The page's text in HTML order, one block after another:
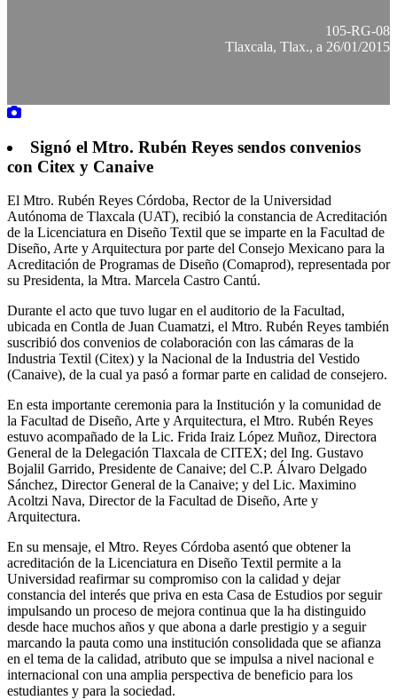
105-RG-08
Tlaxcala, Tlax., a 26/01/2015
Signó el Mtro. Rubén Reyes sendos convenios
con Citex y Canaive
El Mtro. Rubén Reyes Córdoba, Rector de la Universidad
Autónoma de Tlaxcala (UAT), recibió la constancia de Acreditación
de la Licenciatura en Diseño Textil que se imparte en la Facultad de
Diseño, Arte y Arquitectura por parte del Consejo Mexicano para la
Acreditación de Programas de Diseño (Comaprod), representada por
su Presidenta, la Mtra. Marcela Castro Cantú.
Durante el acto que tuvo lugar en el auditorio de la Facultad,
ubicada en Contla de Juan Cuamatzi, el Mtro. Rubén Reyes también
suscribió dos convenios de colaboración con las cámaras de la
Industria Textil (Citex) y la Nacional de la Industria del Vestido
(Canaive), de la cual ya pasó a formar parte en calidad de consejero.
En esta importante ceremonia para la Institución y la comunidad de
la Facultad de Diseño, Arte y Arquitectura, el Mtro. Rubén Reyes
estuvo acompañado de la Lic. Frida Iraiz López Muñoz, Directora
General de la Delegación Tlaxcala de CITEX; del Ing. Gustavo
Bojalil Garrido, Presidente de Canaive; del C.P. Álvaro Delgado
Sánchez, Director General de la Canaive; y del Lic. Maximino
Acoltzi Nava, Director de la Facultad de Diseño, Arte y
Arquitectura.
En su mensaje, el Mtro. Reyes Córdoba asentó que obtener la
acreditación de la Licenciatura en Diseño Textil permite a la
Universidad reafirmar su compromiso con la calidad y dejar
constancia del interés que priva en esta Casa de Estudios por seguir
impulsando un proceso de mejora continua que la ha distinguido
desde hace muchos años y que abona a darle prestigio y a seguir
marcando la pauta como una institución consolidada que se afianza
en el tema de la calidad, atributo que se impulsa a nivel nacional e
internacional con una amplia perspectiva de beneficio para los
estudiantes y para la sociedad.